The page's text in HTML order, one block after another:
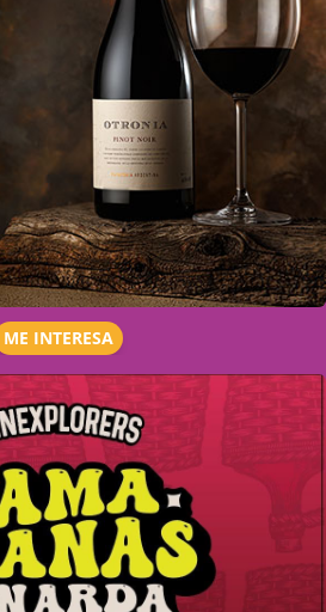
ME INTERESA